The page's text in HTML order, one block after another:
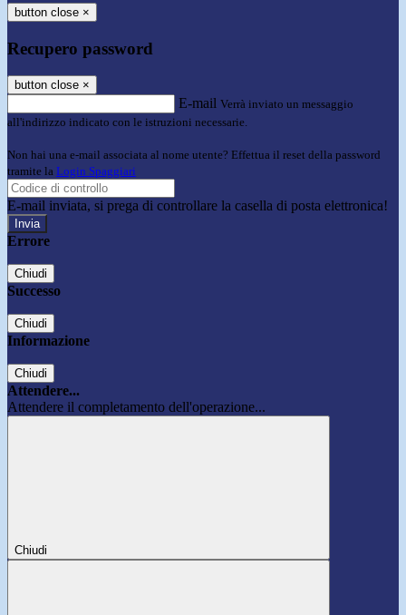
button close ×
Recupero password
button close ×
E-mail Verrà inviato un messaggio
all'indirizzo indicato con le istruzioni necessarie.
Non hai una e-mail associata al nome utente? Effettua il reset della password
tramite la Login Spaggiari
E-mail inviata, si prega di controllare la casella di posta elettronica!
Errore
Chiudi
Successo
Chiudi
Informazione
Chiudi
Attendere...
Attendere il completamento dell'operazione...
Chiudi